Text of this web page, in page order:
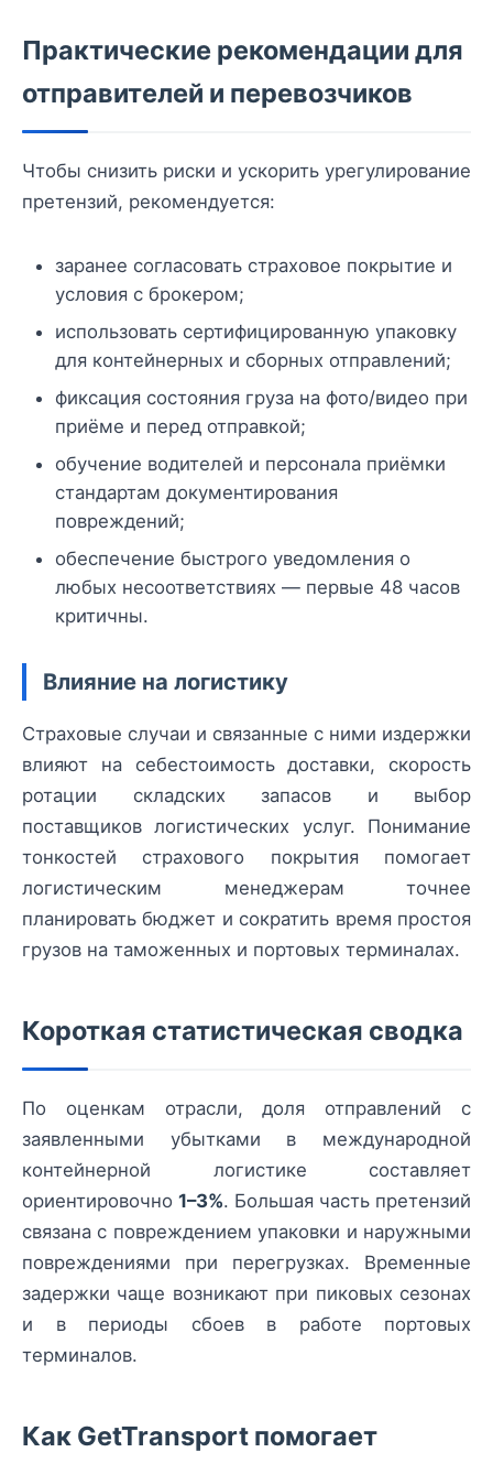
Практические рекомендации для
отправителей и перевозчиков
Чтобы снизить риски и ускорить урегулирование
претензий, рекомендуется:
заранее согласовать страховое покрытие и
условия с брокером;
использовать сертифицированную упаковку
для контейнерных и сборных отправлений;
фиксация состояния груза на фото/видео при
приёме и перед отправкой;
обучение водителей и персонала приёмки
стандартам документирования
повреждений;
обеспечение быстрого уведомления о
любых несоответствиях — первые 48 часов
критичны.
Влияние на логистику
Страховые случаи и связанные с ними издержки
влияют на себестоимость доставки, скорость
ротации складских запасов и выбор
поставщиков логистических услуг. Понимание
тонкостей страхового покрытия помогает
логистическим менеджерам точнее
планировать бюджет и сократить время простоя
грузов на таможенных и портовых терминалах.
Короткая статистическая сводка
По оценкам отрасли, доля отправлений с
заявленными убытками в международной
контейнерной логистике составляет
ориентировочно 1–3%. Большая часть претензий
связана с повреждением упаковки и наружными
повреждениями при перегрузках. Временные
задержки чаще возникают при пиковых сезонах
и в периоды сбоев в работе портовых
терминалов.
Как GetTransport помогает